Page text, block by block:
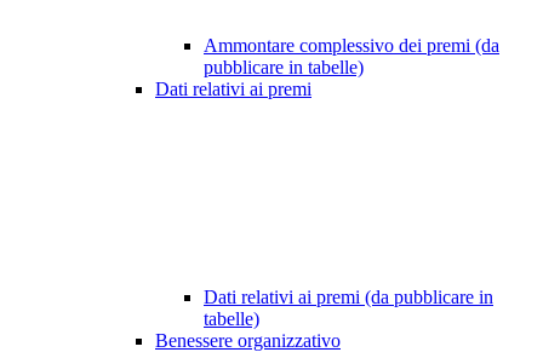
Ammontare complessivo dei premi (da
pubblicare in tabelle)
Dati relativi ai premi
Dati relativi ai premi (da pubblicare in
tabelle)
Benessere organizzativo